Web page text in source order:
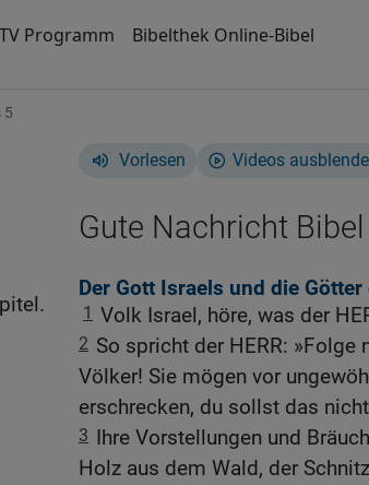
TV Programm Bibelthek Online-Bibel
5
Vorlesen Videos
Gute Nachricht
Der Gott Israels und die
1 Volk Israel, höre, was der
2 So spricht der HERR:
Völker! Sie mögen vor
erschrecken, du sollst das
3 Ihre Vorstellungen und
Holz aus dem Wald, der